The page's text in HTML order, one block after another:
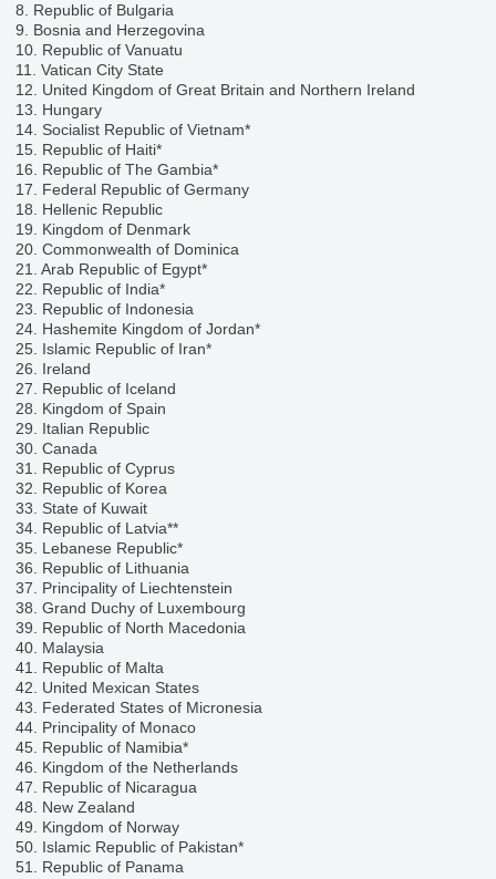
8. Republic of Bulgaria
9. Bosnia and Herzegovina
10. Republic of Vanuatu
11. Vatican City State
12. United Kingdom of Great Britain and Northern Ireland
13. Hungary
14. Socialist Republic of Vietnam*
15. Republic of Haiti*
16. Republic of The Gambia*
17. Federal Republic of Germany
18. Hellenic Republic
19. Kingdom of Denmark
20. Commonwealth of Dominica
21. Arab Republic of Egypt*
22. Republic of India*
23. Republic of Indonesia
24. Hashemite Kingdom of Jordan*
25. Islamic Republic of Iran*
26. Ireland
27. Republic of Iceland
28. Kingdom of Spain
29. Italian Republic
30. Canada
31. Republic of Cyprus
32. Republic of Korea
33. State of Kuwait
34. Republic of Latvia**
35. Lebanese Republic*
36. Republic of Lithuania
37. Principality of Liechtenstein
38. Grand Duchy of Luxembourg
39. Republic of North Macedonia
40. Malaysia
41. Republic of Malta
42. United Mexican States
43. Federated States of Micronesia
44. Principality of Monaco
45. Republic of Namibia*
46. Kingdom of the Netherlands
47. Republic of Nicaragua
48. New Zealand
49. Kingdom of Norway
50. Islamic Republic of Pakistan*
51. Republic of Panama